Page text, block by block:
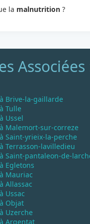
la malnutrition?
Brive-la-gaillarde
Tulle
Ussel
Malemort-sur-correze
Saint-yrieix-la-perche
Terrasson-lavilledieu
Saint-pantaleon-de-
Egletons
Mauriac
Allassac
Ussac
Objat
Uzerche
Argentat